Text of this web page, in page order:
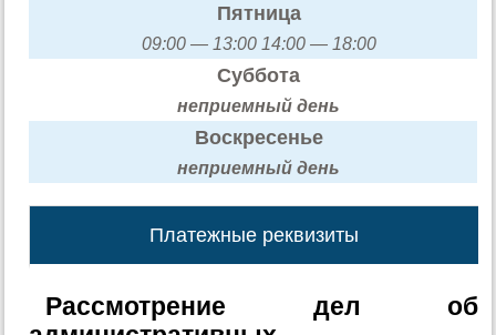
Пятница
09:00 — 13:00 14:00 — 18:00
Суббота
неприемный день
Воскресенье
неприемный день
Платежные реквизиты
Рассмотрение дел об